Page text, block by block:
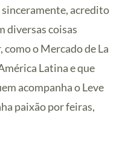
sinceramente, acredito
diversas coisas
o Mercado de La
Latina e que
acompanha o Leve
paixão por feiras,